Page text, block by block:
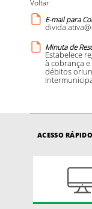
Voltar
E-mail para
Minuta de
Estabelece
à cobrança e
débitos
ACESSO RÁPIDO